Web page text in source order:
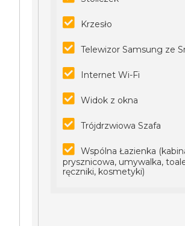
Krzesło
Telewizor Samsung ze
Internet Wi-Fi
Widok z okna
Trójdrzwiowa Szafa
Wspólna Łazienka
prysznicowa, umywalka,
ręczniki, kosmetyki)